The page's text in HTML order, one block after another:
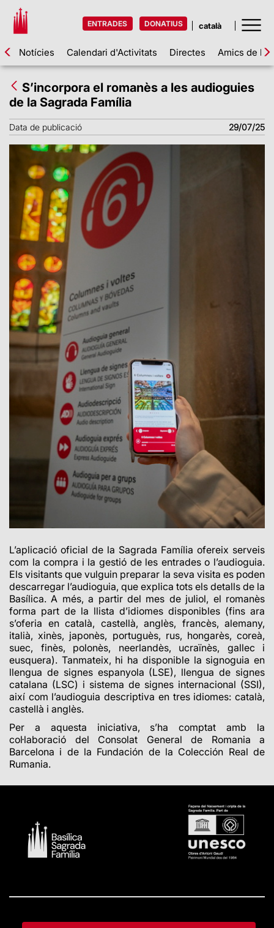
ENTRADES DONATIUS
Notícies Calendari d'Activitats Directes Amics de la
S’incorpora el romanès a les audioguies
de la Sagrada Família
Data de publicació 29/07/25
L’aplicació oficial de la Sagrada Família ofereix serveis
com la compra i la gestió de les entrades o l’audioguia.
Els visitants que vulguin preparar la seva visita es poden
descarregar l’audioguia, que explica tots els detalls de la
Basílica. A més, a partir del mes de juliol, el romanès
forma part de la llista d’idiomes disponibles (fins ara
s’oferia en català, castellà, anglès, francès, alemany,
italià, xinès, japonès, portuguès, rus, hongarès, coreà,
suec, finès, polonès, neerlandès, ucraïnès, gallec i
eusquera). Tanmateix, hi ha disponible la signoguia en
llengua de signes espanyola (LSE), llengua de signes
catalana (LSC) i sistema de signes internacional (SSI),
així com l’audioguia descriptiva en tres idiomes: català,
castellà i anglès.
Per a aquesta iniciativa, s’ha comptat amb la
col·laboració del Consolat General de Romania a
Barcelona i de la Fundación de la Colección Real de
Rumania.